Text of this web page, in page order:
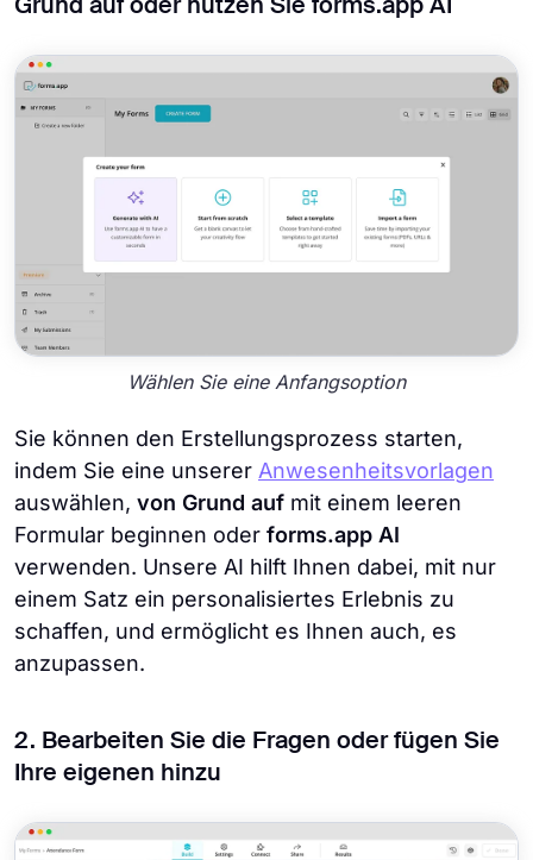
Grund auf oder nutzen Sie forms.app AI
Wählen Sie eine Anfangsoption
Sie können den Erstellungsprozess starten,
indem Sie eine unserer Anwesenheitsvorlagen
auswählen, von Grund auf mit einem leeren
Formular beginnen oder forms.app AI
verwenden. Unsere AI hilft Ihnen dabei, mit nur
einem Satz ein personalisiertes Erlebnis zu
schaffen, und ermöglicht es Ihnen auch, es
anzupassen.
2. Bearbeiten Sie die Fragen oder fügen Sie
Ihre eigenen hinzu